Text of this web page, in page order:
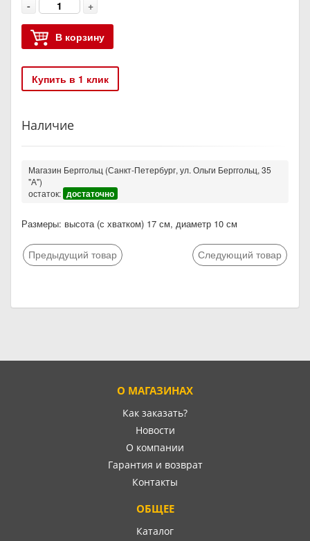
- +
В корзину
Купить в 1 клик
Наличие
Магазин Берггольц (Санкт-Петербург, ул. Ольги Берггольц, 35
"А")
остаток: достаточно
Размеры: высота (с хватком) 17 см, диаметр 10 см
Предыдущий товар Следующий товар
О МАГАЗИНАХ
Как заказать?
Новости
О компании
Гарантия и возврат
Контакты
ОБЩЕЕ
Каталог